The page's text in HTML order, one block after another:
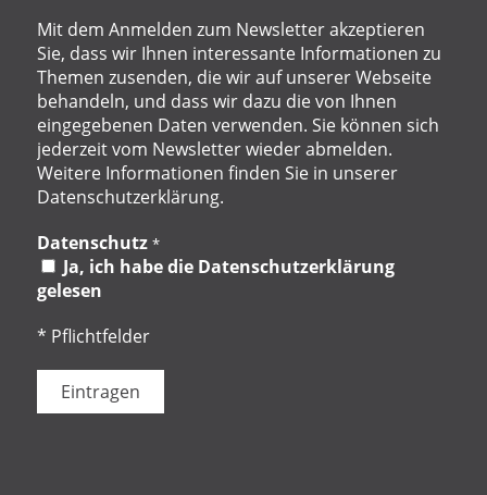
Mit dem Anmelden zum Newsletter akzeptieren
Sie, dass wir Ihnen interessante Informationen zu
Themen zusenden, die wir auf unserer Webseite
behandeln, und dass wir dazu die von Ihnen
eingegebenen Daten verwenden. Sie können sich
jederzeit vom Newsletter wieder abmelden.
Weitere Informationen finden Sie in unserer
Datenschutzerklärung.
Datenschutz *
Ja, ich habe die Datenschutzerklärung
gelesen
* Pflichtfelder